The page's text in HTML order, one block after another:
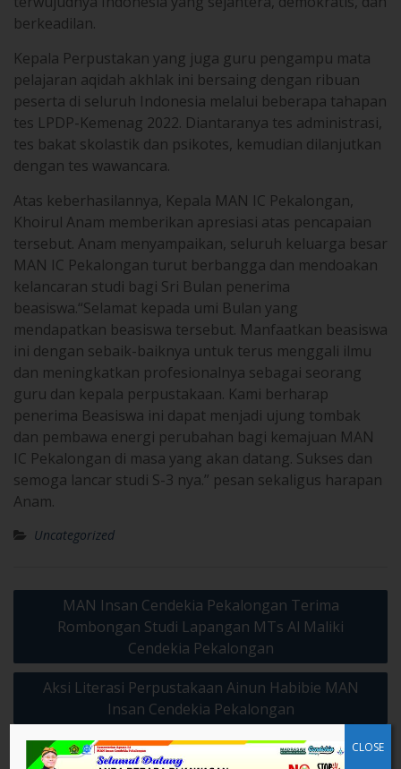
Kepala Perpustakan yang juga guru pengampu mata
peserta di seluruh Indonesia melalui beberapa tahapan
tes LPDP-Kemenag 2022. Diantaranya tes administrasi,
tes bakat skolastik dan psikotes, kemudian dilanjutkan
dengan tes wawancara.
Atas keberhasilannya, Kepala MAN IC Pekalongan,
tersebut. Anam menyampaikan, seluruh keluarga besar
MAN IC Pekalongan turut berbangga dan mendoakan
kelancaran studi bagi Sri Bulan penerima
beasiswa.“Selamat kepada umi Bulan yang
mendapatkan beasiswa tersebut. Manfaatkan beasiswa
ini dengan sebaik-baiknya untuk terus menggali ilmu
dan meningkatkan profesionalnya sebagai seorang
guru dan kepala perpustakaan. Kami berharap
penerima Beasiswa ini dapat menjadi ujung tombak
dan pembawa energi perubahan bagi kemajuan MAN
IC Pekalongan di masa yang akan datang. Sukses dan
semoga lancar studi S-3 nya.” pesan sekaligus harapan
Anam.
Uncategorized
navigation
Rombongan Studi Lapangan MTs Al Maliki
Cendekia Pekalongan
Aksi Literasi Perpustakaan Ainun Habibie MAN
Insan Cendekia Pekalongan
Leave a Reply
Your email address will not be published. Required fields are
CLOSE